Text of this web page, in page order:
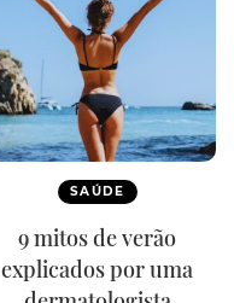
SAÚDE
9 mitos de verão
explicados por uma